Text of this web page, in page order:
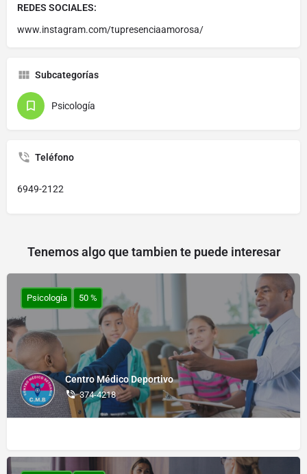
REDES SOCIALES:
www.instagram.com/tupresenciaamorosa/
Subcategorías
Psicología
Teléfono
6949-2122
Tenemos algo que tambien te puede interesar
Centro Médico Deportivo
374-4218
Psicología 50 %